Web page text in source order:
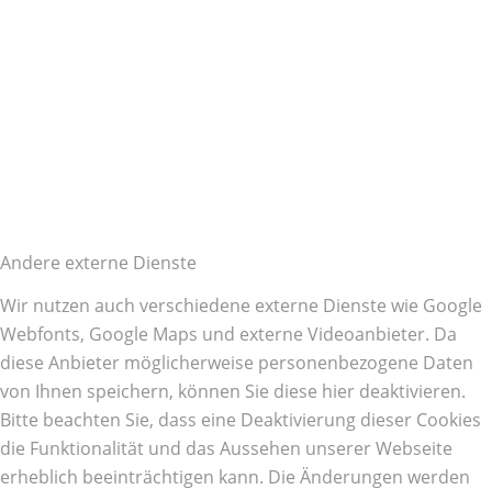
Andere externe Dienste
Wir nutzen auch verschiedene externe Dienste wie Google
Webfonts, Google Maps und externe Videoanbieter. Da
diese Anbieter möglicherweise personenbezogene Daten
von Ihnen speichern, können Sie diese hier deaktivieren.
Bitte beachten Sie, dass eine Deaktivierung dieser Cookies
die Funktionalität und das Aussehen unserer Webseite
erheblich beeinträchtigen kann. Die Änderungen werden